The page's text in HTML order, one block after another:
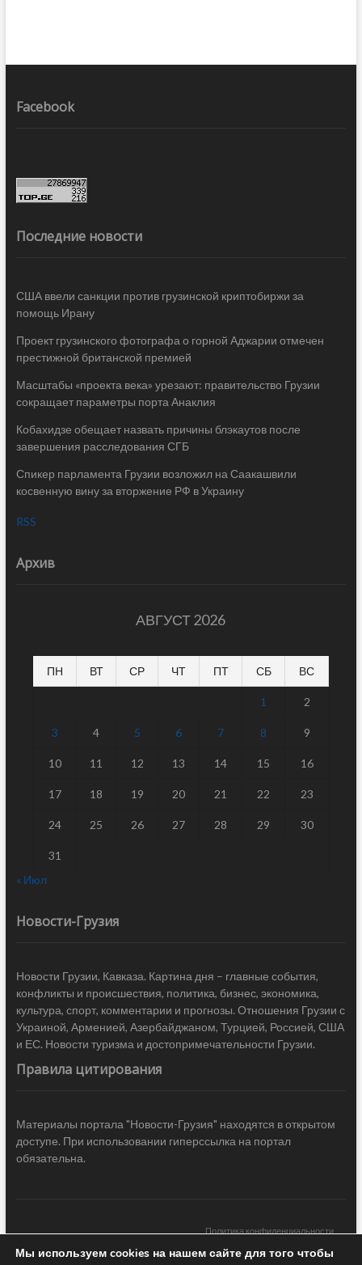
Facebook
Последние новости
США ввели санкции против грузинской криптобиржи за
помощь Ирану
Проект грузинского фотографа о горной Аджарии отмечен
престижной британской премией
Масштабы «проекта века» урезают: правительство Грузии
сокращает параметры порта Анаклия
Кобахидзе обещает назвать причины блэкаутов после
завершения расследования СГБ
Спикер парламента Грузии возложил на Саакашвили
косвенную вину за вторжение РФ в Украину
RSS
Архив
АВГУСТ 2026
ПН ВТ СР ЧТ ПТ СБ ВС
1 2
3 4 5 6 7 8 9
10 11 12 13 14 15 16
17 18 19 20 21 22 23
24 25 26 27 28 29 30
31
« Июл
Новости-Грузия
Новости Грузии, Кавказа. Картина дня – главные события,
конфликты и происшествия, политика, бизнес, экономика,
культура, спорт, комментарии и прогнозы. Отношения Грузии с
Украиной, Арменией, Азербайджаном, Турцией, Россией, США
и ЕС. Новости туризма и достопримечательности Грузии.
Правила цитирования
Материалы портала "Новости-Грузия" находятся в открытом
доступе. При использовании гиперссылка на портал
обязательна.
Политика конфиденциальности
Мы используем cookies на нашем сайте для того чтобы